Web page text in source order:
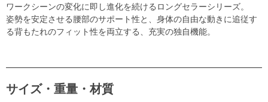
ワークシーンの変化に即し進化を続けるロングセラーシリーズ。
姿勢を安定させる腰部のサポート性と、身体の自由な動きに追従す
る背もたれのフィット性を両立する、充実の独自機能。
サイズ・重量・材質